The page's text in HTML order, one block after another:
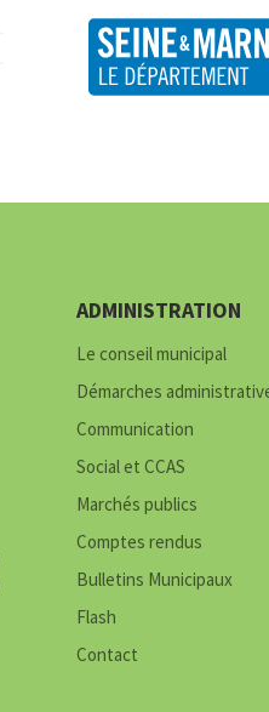
ADMINISTRATION
Le conseil municipal
Démarches
Communication
Social et CCAS
Marchés publics
Comptes rendus
Bulletins Municipaux
Flash
Contact